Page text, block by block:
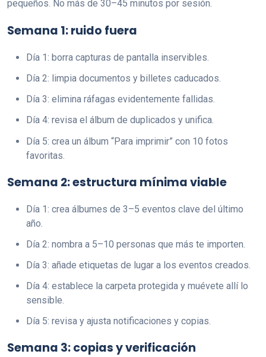
pequeños. No más de 30–45 minutos por sesión.
Semana 1: ruido fuera
Día 1: borra capturas de pantalla inservibles.
Día 2: limpia documentos y billetes caducados.
Día 3: elimina ráfagas evidentemente fallidas.
Día 4: revisa el álbum de duplicados y unifica.
Día 5: crea un álbum “Para imprimir” con 10 fotos
favoritas.
Semana 2: estructura mínima viable
Día 1: crea álbumes de 3–5 eventos clave del último
año.
Día 2: nombra a 5–10 personas que más te importen.
Día 3: añade etiquetas de lugar a los eventos creados.
Día 4: establece la carpeta protegida y muévete allí lo
sensible.
Día 5: revisa y ajusta notificaciones y copias.
Semana 3: copias y verificación